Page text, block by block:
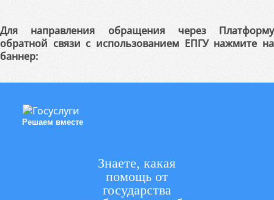
Для направления обращения через Платформу
обратной связи с использованием ЕПГУ нажмите на
баннер:
Решаем вместе
Знаете, какая
помощь от
государства